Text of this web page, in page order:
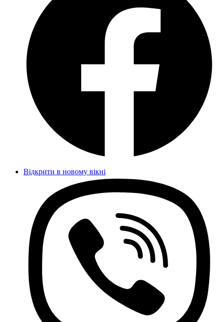
Відкрити в новому вікні